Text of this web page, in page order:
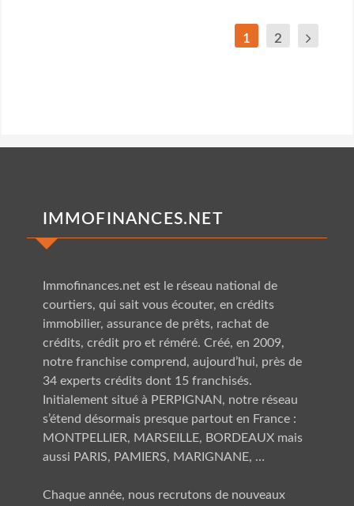
1 2
IMMOFINANCES.NET
Immofinances.net est le réseau national de
courtiers, qui sait vous écouter, en crédits
immobilier, assurance de prêts, rachat de
crédits, crédit pro et réméré. Créé, en 2009,
notre franchise comprend, aujourd’hui, près de
34 experts crédits dont 15 franchisés.
Initialement situé à PERPIGNAN, notre réseau
s’étend désormais presque partout en France :
MONTPELLIER, MARSEILLE, BORDEAUXmais
aussi PARIS, PAMIERS, MARIGNANE, …
Chaque année, nous recrutons de nouveaux